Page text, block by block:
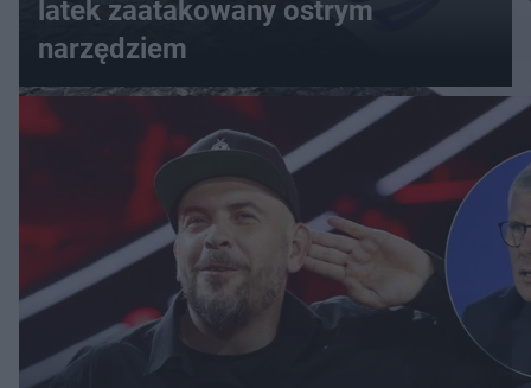
latek zaatakowany ostrym
narzędziem